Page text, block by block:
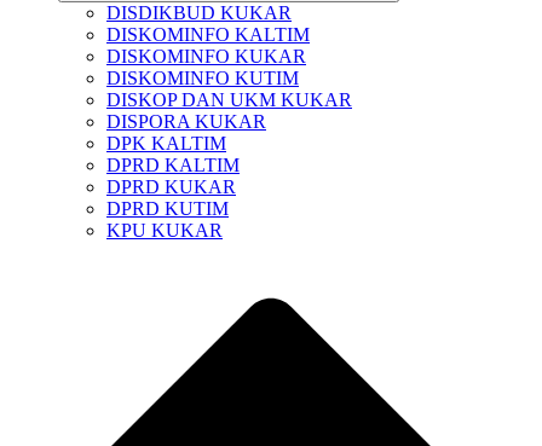
DISDIKBUD KUKAR
DISKOMINFO KALTIM
DISKOMINFO KUKAR
DISKOMINFO KUTIM
DISKOP DAN UKM KUKAR
DISPORA KUKAR
DPK KALTIM
DPRD KALTIM
DPRD KUKAR
DPRD KUTIM
KPU KUKAR